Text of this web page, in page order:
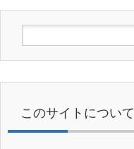
このサイトについて